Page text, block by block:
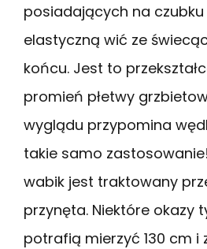
posiadających na czubku
elastyczną wić ze
końcu. Jest to
promień płetwy
wyglądu przypomina
takie samo
wabik jest traktowany
przynęta. Niektóre okazy
potrafią mierzyć 130 cm i